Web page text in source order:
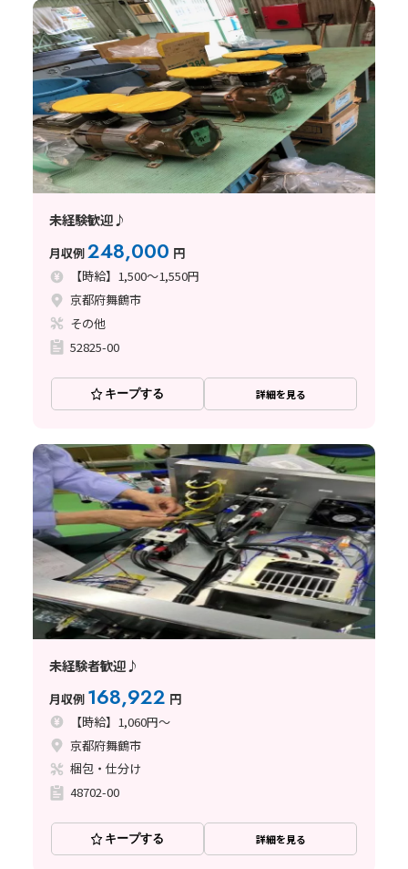
未経験歓迎♪
月収例248,000 円
【時給】1,500～1,550円
京都府舞鶴市
その他
52825-00
キープする 詳細を見る
未経験者歓迎♪
月収例 168,922 円
【時給】1,060円～
京都府舞鶴市
梱包・仕分け
48702-00
キープする 詳細を見る